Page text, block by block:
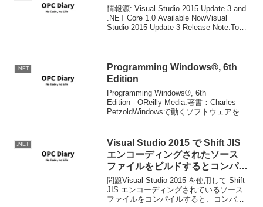
情報源: Visual Studio 2015 Update 3 and
.NET Core 1.0 Available NowVisual
Studio 2015 Update 3 Release Note.Tools
.NET
Programming Windows®, 6th
Edition
Programming Windows®, 6th
Edition - OReilly Media.著書：Charles
PetzoldWindowsで動くソフトウェアを書
.NET
Visual Studio 2015 で Shift JIS
エンコーディングされたソース
ファイルをビルドするとコンパイ
ラ エラーが発生する場合がある –
Visual Studio サポート チーム
blog
問題Visual Studio 2015 を使用して Shift
JIS エンコーディングされているソース
ファイルをコンパイルすると、コンパイ